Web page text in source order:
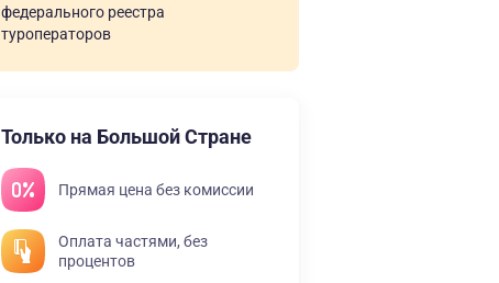
федерального реестра
туроператоров
Только на Большой Стране
Прямая цена без комиссии
Оплата частями, без
процентов